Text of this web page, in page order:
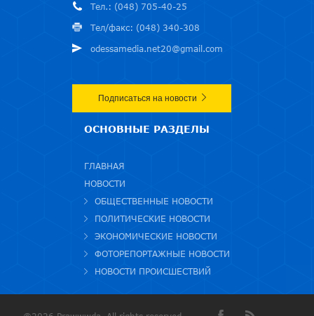
Тел.: (048) 705-40-25
Тел/факс: (048) 340-308
odessamedia.net20@gmail.com
Подписаться на новости
ОСНОВНЫЕ РАЗДЕЛЫ
ГЛАВНАЯ
НОВОСТИ
ОБЩЕСТВЕННЫЕ НОВОСТИ
ПОЛИТИЧЕСКИЕ НОВОСТИ
ЭКОНОМИЧЕСКИЕ НОВОСТИ
ФОТОРЕПОРТАЖНЫЕ НОВОСТИ
НОВОСТИ ПРОИСШЕСТВИЙ